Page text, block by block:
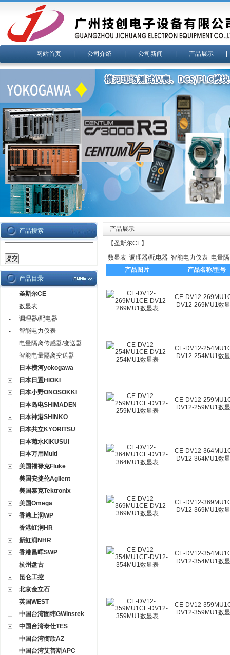
网站首页 公司介绍 公司新闻 产品展示
产品搜索
产品目录
圣斯尔CE
-
数显表
-
调理器/配电器
-
智能电力仪表
-
电量隔离传感器/变送器
-
智能电量隔离变送器
日本横河yokogawa
日本日置HIOKI
日本小野ONOSOKKI
日本岛电SHIMADEN
日本神港SHINKO
日本共立KYORITSU
日本菊水KIKUSUI
日本万用Multi
美国福禄克Fluke
美国安捷伦Agilent
美国泰克Tektronix
美国Omega
香港上润WP
香港虹润HR
新虹润NHR
香港昌晖SWP
杭州盘古
昆仑工控
北京金立石
英国WEST
中国台湾固纬GWinstek
中国台湾泰仕TES
中国台湾衡欣AZ
中国台湾艾普斯APC
产品展示
【圣斯尔CE】
数显表 调理器/配电器 智能电力仪表 电量
产品图片
产品名称/型号
CE-DV12-
DV12-269MU1数
CE-DV12-
DV12-254MU1数
CE-DV12-
DV12-259MU1数
CE-DV12-
DV12-364MU1数
CE-DV12-
DV12-369MU1数
CE-DV12-
DV12-354MU1数
CE-DV12-
DV12-359MU1数